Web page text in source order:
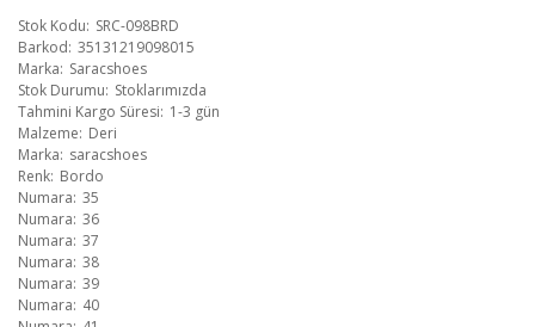
Stok Kodu SRC-098BRD
Barkod 35131219098015
Marka Saracshoes
Stok Durumu Stoklarımızda
Tahmini Kargo Süresi 1-3 gün
Malzeme Deri
Marka saracshoes
Renk Bordo
Numara 35
Numara 36
Numara 37
Numara 38
Numara 39
Numara 40